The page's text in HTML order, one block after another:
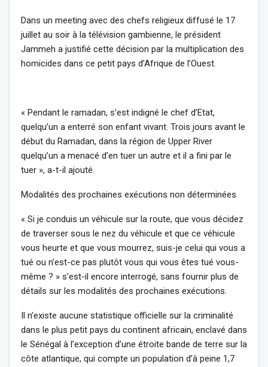
Dans un meeting avec des chefs religieux diffusé le 17
juillet au soir à la télévision gambienne, le président
Jammeh a justifié cette décision par la multiplication des
homicides dans ce petit pays d’Afrique de l’Ouest.
« Pendant le ramadan, s’est indigné le chef d’Etat,
quelqu’un a enterré son enfant vivant. Trois jours avant le
début du Ramadan, dans la région de Upper River
quelqu’un a menacé d’en tuer un autre et il a fini par le
tuer », a-t-il ajouté.
Modalités des prochaines exécutions non déterminées
« Si je conduis un véhicule sur la route, que vous décidez
de traverser sous le nez du véhicule et que ce véhicule
vous heurte et que vous mourrez, suis-je celui qui vous a
tué ou n’est-ce pas plutôt vous qui vous êtes tué vous-
même ? » s’est-il encore interrogé, sans fournir plus de
détails sur les modalités des prochaines exécutions.
Il n’existe aucune statistique officielle sur la criminalité
dans le plus petit pays du continent africain, enclavé dans
le Sénégal à l’exception d’une étroite bande de terre sur la
côte atlantique, qui compte un population d’à peine 1,7